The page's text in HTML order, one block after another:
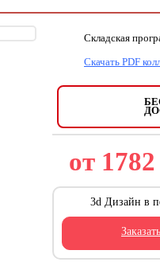
Складская
Скачать PDF
от 1782
3d Дизайн в
Заказать